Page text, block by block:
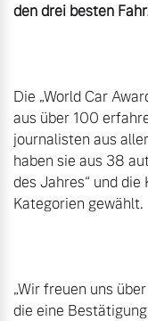
den drei besten
Die „World Car
aus über 100
journalisten aus
haben sie aus 38
des Jahres“ und
Kategorien gewählt.
„Wir freuen uns
die eine